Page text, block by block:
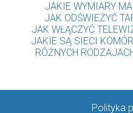
JAKIE WYMIARY
JAK ODŚWIEŻYĆ
JAK WŁĄCZYĆ
JAKIE SĄ SIECI
RÓŻNYCH
Polityka